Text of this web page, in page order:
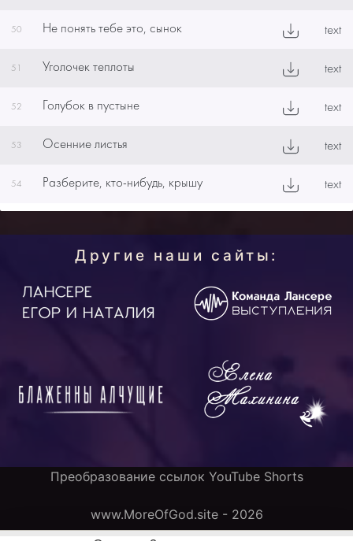
50 Не понять тебе это, сынок text
51 Уголочек теплоты text
52 Голубок в пустыне text
53 Осенние листья text
54 Разберите, кто-нибудь, крышу text
Другие наши сайты:
Преобразование ссылок YouTube Shorts
www.MoreOfGod.site - 2026